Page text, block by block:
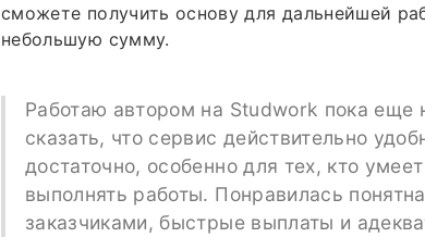
сможете получить основу для дальнейшей
небольшую сумму.
Работаю автором на Studwork пока еще
сказать, что сервис действительно
достаточно, особенно для тех, кто
выполнять работы. Понравилась
заказчиками, быстрые выплаты и